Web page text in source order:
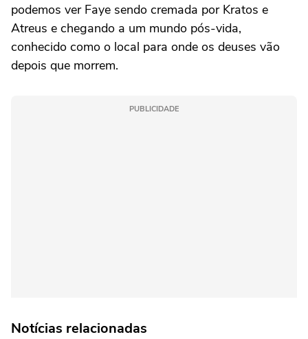
podemos ver Faye sendo cremada por Kratos e
Atreus e chegando a um mundo pós-vida,
conhecido como o local para onde os deuses vão
depois que morrem.
PUBLICIDADE
Notícias relacionadas